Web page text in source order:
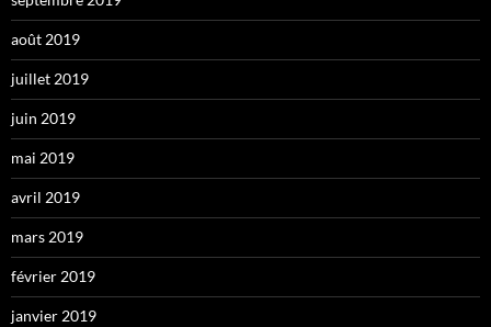
août 2019
juillet 2019
juin 2019
mai 2019
avril 2019
mars 2019
février 2019
janvier 2019